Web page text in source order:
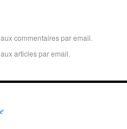
commentaires par email.
articles par email.